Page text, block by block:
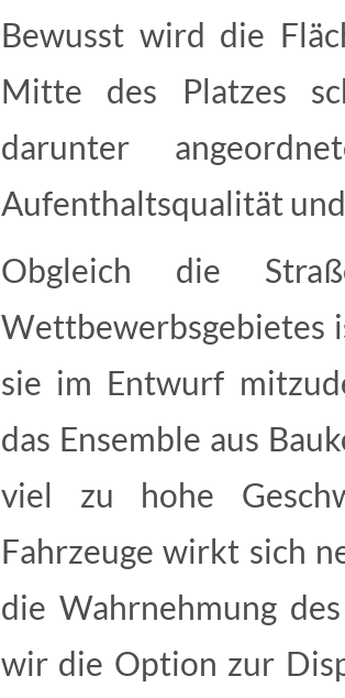
Bewusst wird die
Mitte des Platzes
darunter
Aufenthaltsqualität
Obgleich die
Wettbewerbsgebietes
sie im Entwurf
das Ensemble aus
viel zu hohe
Fahrzeuge wirkt sich
die Wahrnehmung
wir die Option zur